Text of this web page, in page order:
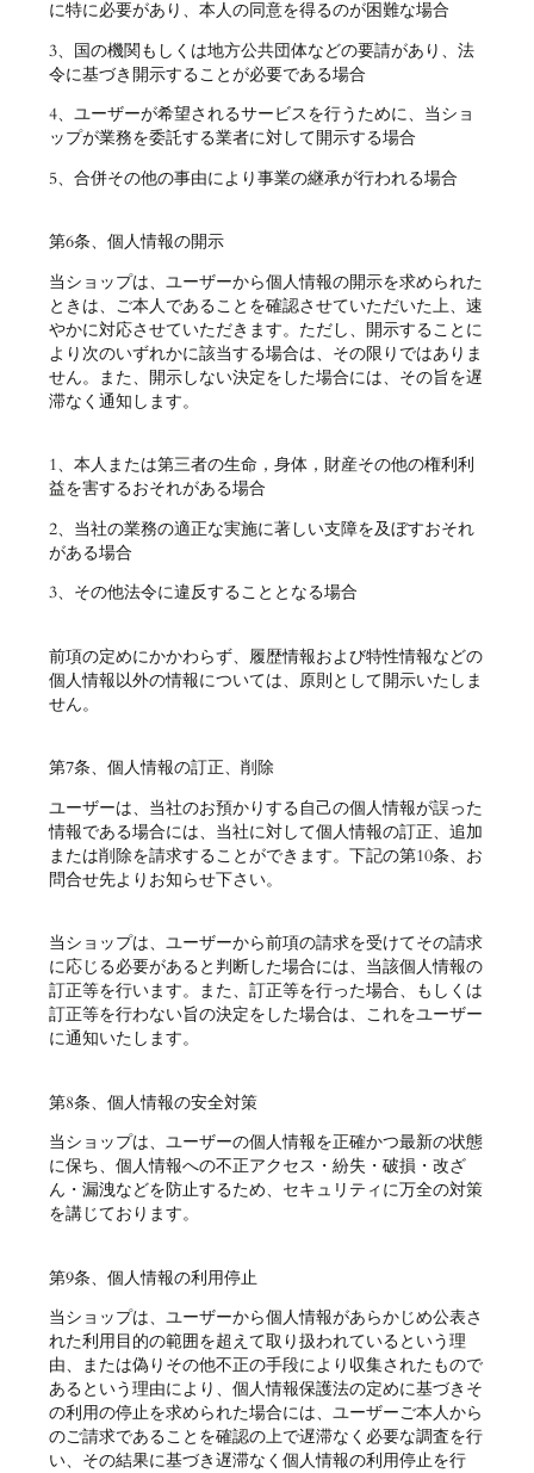
に特に必要があり、本人の同意を得るのが困難な場合
3、国の機関もしくは地方公共団体などの要請があり、法
令に基づき開示することが必要である場合
4、ユーザーが希望されるサービスを行うために、当ショ
ップが業務を委託する業者に対して開示する場合
5、合併その他の事由により事業の継承が行われる場合
第6条、個人情報の開示
当ショップは、ユーザーから個人情報の開示を求められた
ときは、ご本人であることを確認させていただいた上、速
やかに対応させていただきます。ただし、開示することに
より次のいずれかに該当する場合は、その限りではありま
せん。また、開示しない決定をした場合には、その旨を遅
滞なく通知します。
1、本人または第三者の生命，身体，財産その他の権利利
益を害するおそれがある場合
2、当社の業務の適正な実施に著しい支障を及ぼすおそれ
がある場合
3、その他法令に違反することとなる場合
前項の定めにかかわらず、履歴情報および特性情報などの
個人情報以外の情報については、原則として開示いたしま
せん。
第7条、個人情報の訂正、削除
ユーザーは、当社のお預かりする自己の個人情報が誤った
情報である場合には、当社に対して個人情報の訂正、追加
または削除を請求することができます。下記の第10条、お
問合せ先よりお知らせ下さい。
当ショップは、ユーザーから前項の請求を受けてその請求
に応じる必要があると判断した場合には、当該個人情報の
訂正等を行います。また、訂正等を行った場合、もしくは
訂正等を行わない旨の決定をした場合は、これをユーザー
に通知いたします。
第8条、個人情報の安全対策
当ショップは、ユーザーの個人情報を正確かつ最新の状態
に保ち、個人情報への不正アクセス・紛失・破損・改ざ
ん・漏洩などを防止するため、セキュリティに万全の対策
を講じております。
第9条、個人情報の利用停止
当ショップは、ユーザーから個人情報があらかじめ公表さ
れた利用目的の範囲を超えて取り扱われているという理
由、または偽りその他不正の手段により収集されたもので
あるという理由により、個人情報保護法の定めに基づきそ
の利用の停止を求められた場合には、ユーザーご本人から
のご請求であることを確認の上で遅滞なく必要な調査を行
い、その結果に基づき遅滞なく個人情報の利用停止を行